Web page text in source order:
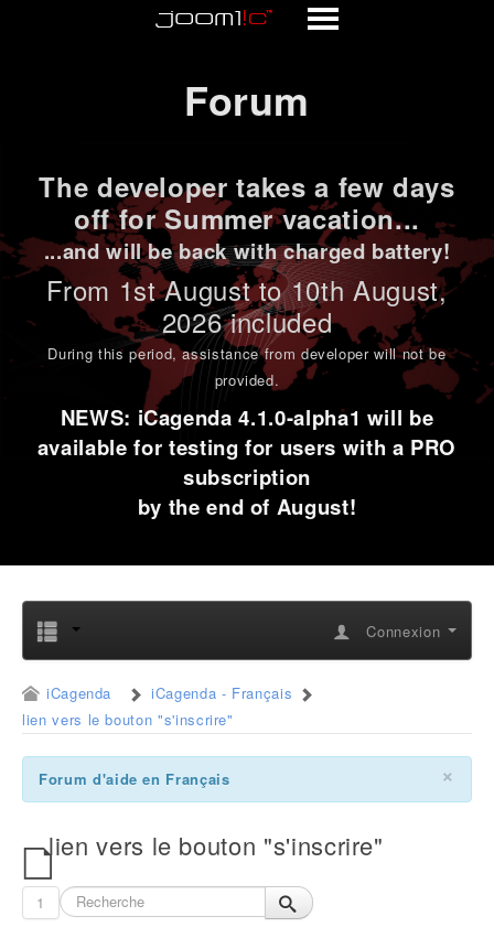
Forum
The developer takes a few days
off for Summer vacation...
...and will be back with charged battery!
From 1stAugust to 10th August,
2026 included
During this period,assistance from developer will not be
provided.
NEWS: iCagenda 4.1.0-alpha1 will be
available for testing for users with a PRO
subscription
by the end of August!
Connexion
iCagenda
iCagenda - Français
lien vers le bouton "s'inscrire"
×
Forum d'aide en Français
lien vers le bouton "s'inscrire"
1